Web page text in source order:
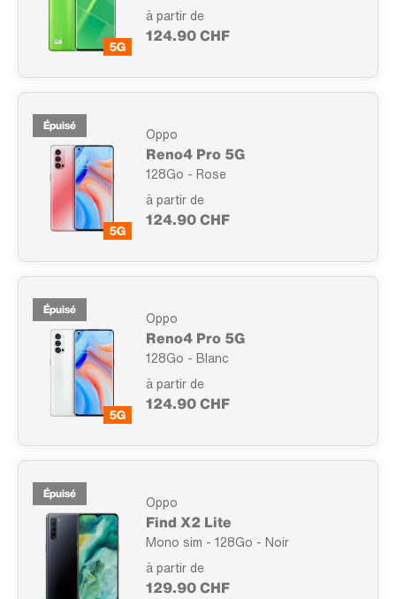
à partir de
124.90 CHF
Épuisé Oppo
Reno4 Pro 5G
128Go - Rose
à partir de
124.90 CHF
Épuisé Oppo
Reno4 Pro 5G
128Go - Blanc
à partir de
124.90 CHF
Épuisé Oppo
Find X2 Lite
Mono sim - 128Go - Noir
à partir de
129.90 CHF